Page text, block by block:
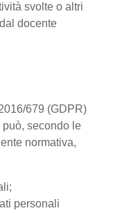
svolte o altri
docente
679 (GDPR)
secondo le
normativa,
personali